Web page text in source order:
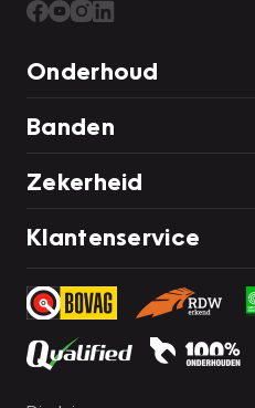
Onderhoud
Banden
Zekerheid
Klantenservice